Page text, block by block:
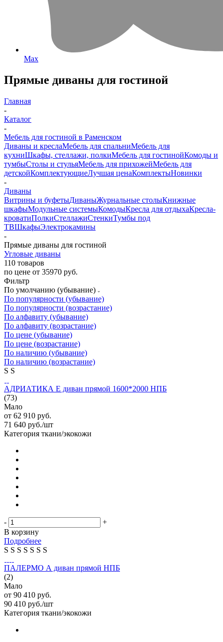
Max
Прямые диваны для гостиной
Главная
-
Каталог
-
Мебель для гостиной в Раменском
Диваны и креслаМебель для спальниМебель для
кухниШкафы, стеллажи, полкиМебель для гостинойКомоды и
тумбыСтолы и стульяМебель для прихожейМебель для
детскойКомплектующиеЛучшая ценаКомплектыНовинки
-
Диваны
Витрины и буфетыДиваныЖурнальные столыКнижные
шкафыМодульные системыКомодыКресла для отдыхаКресла-
кроватиПолкиСтеллажиСтенкиТумбы под
ТВШкафыЭлектрокамины
-
Прямые диваны для гостиной
Угловые диваны
110 товаров
по цене от 35970 руб.
Фильтр
По умолчанию (убывание)
По популярности (убывание)
По популярности (возрастание)
По алфавиту (убывание)
По алфавиту (возрастание)
По цене (убывание)
По цене (возрастание)
По наличию (убывание)
По наличию (возрастание)
S S
АДРИАТИКА Е диван прямой 1600*2000 НПБ
(73)
Мало
от 62 910 руб.
71 640 руб./шт
Категория ткани/экокожи
-
+
В корзину
Подробнее
S S S S S S S
ПАЛЕРМО А диван прямой НПБ
(2)
Мало
от 90 410 руб.
90 410 руб./шт
Категория ткани/экокожи